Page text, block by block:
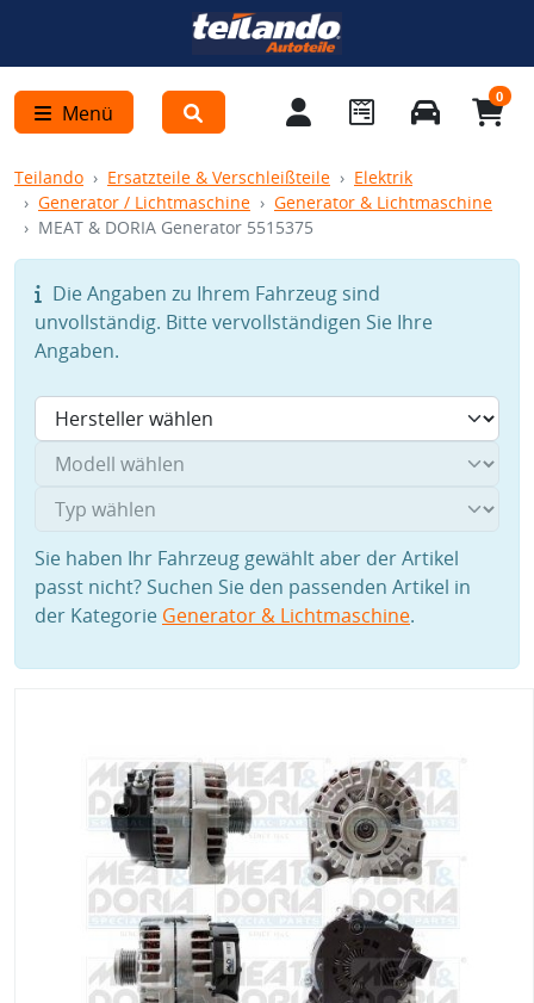
Menü
0
Teilando Ersatzteile & Verschleißteile
Elektrik
Generator / Lichtmaschine
Generator & Lichtmaschine
MEAT & DORIA Generator 5515375
Die Angaben zu Ihrem Fahrzeug sind
unvollständig. Bitte vervollständigen Sie Ihre
Angaben.
Sie haben Ihr Fahrzeug gewählt aber der Artikel
passt nicht? Suchen Sie den passenden Artikel in
der Kategorie Generator & Lichtmaschine.